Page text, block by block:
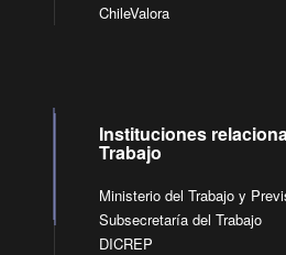
ChileValora
Instituciones
Trabajo
Ministerio del Trabajo y
Subsecretaría del Trabajo
DICREP